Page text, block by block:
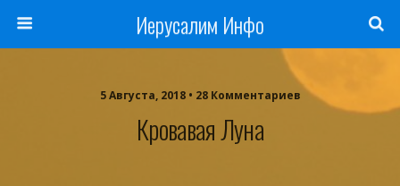
Иерусалим Инфо
5 Августа, 2018 • 28 Комментариев
Кровавая Луна